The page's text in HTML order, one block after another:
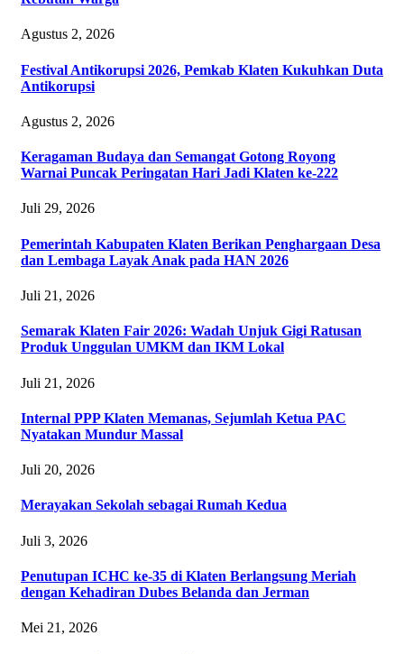
Agustus 2, 2026
Festival Antikorupsi 2026, Pemkab Klaten Kukuhkan Duta
Antikorupsi
Agustus 2, 2026
Keragaman Budaya dan Semangat Gotong Royong
Warnai Puncak Peringatan Hari Jadi Klaten ke-222
Juli 29, 2026
Pemerintah Kabupaten Klaten Berikan Penghargaan Desa
dan Lembaga Layak Anak pada HAN 2026
Juli 21, 2026
Semarak Klaten Fair 2026: Wadah Unjuk Gigi Ratusan
Produk Unggulan UMKM dan IKM Lokal
Juli 21, 2026
Internal PPP Klaten Memanas, Sejumlah Ketua PAC
Nyatakan Mundur Massal
Juli 20, 2026
Merayakan Sekolah sebagai Rumah Kedua
Juli 3, 2026
Penutupan ICHC ke-35 di Klaten Berlangsung Meriah
dengan Kehadiran Dubes Belanda dan Jerman
Mei 21, 2026